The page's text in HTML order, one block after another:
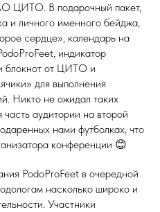
ЦИТО. В подарочный пакет,
и личного именного бейджа,
сердце», календарь на
индикатор
блокнот от ЦИТО и
для выполнения
Никто не ожидал таких
аудитории на второй
нами футболках, что
конференции 😊
PodoProFeet в очередной
насколько широко и
Участники